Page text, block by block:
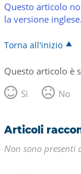
Questo articolo
la versione inglese.
Torna all'inizio
Questo articolo è
Sì
No
Articoli
Non sono presenti